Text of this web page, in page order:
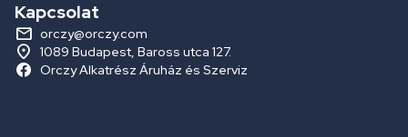
Kapcsolat
orczy@orczy.com
1089 Budapest, Baross utca 127.
Orczy Alkatrész Áruház és Szerviz